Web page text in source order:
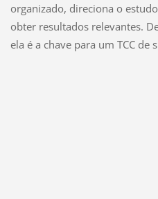
organizado, direciona o
obter resultados relevantes.
ela é a chave para um TCC de